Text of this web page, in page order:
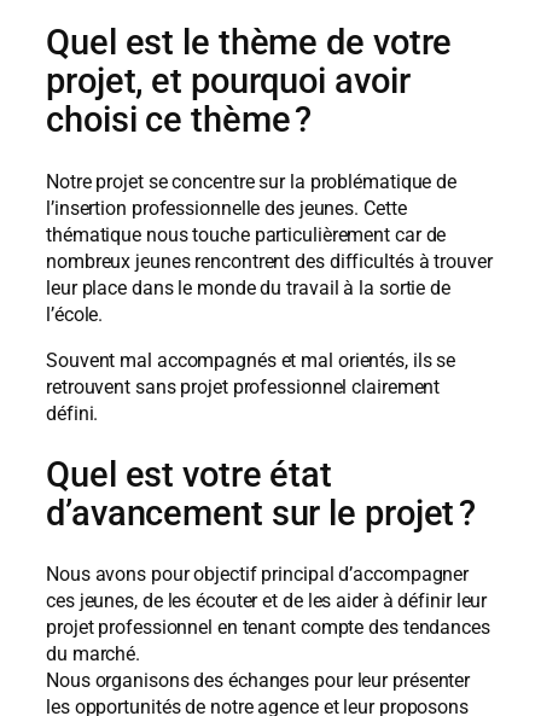
Quel est le thème de votre
projet, et pourquoi avoir
choisi ce thème ?
Notre projet se concentre sur la problématique de
l’insertion professionnelle des jeunes. Cette
thématique nous touche particulièrement car de
nombreux jeunes rencontrent des difficultés à trouver
leur place dans le monde du travail à la sortie de
l’école.
Souvent mal accompagnés et mal orientés, ils se
retrouvent sans projet professionnel clairement
défini.
Quel est votre état
d’avancement sur le projet ?
Nous avons pour objectif principal d’accompagner
ces jeunes, de les écouter et de les aider à définir leur
projet professionnel en tenant compte des tendances
du marché.
Nous organisons des échanges pour leur présenter
les opportunités de notre agence et leur proposons